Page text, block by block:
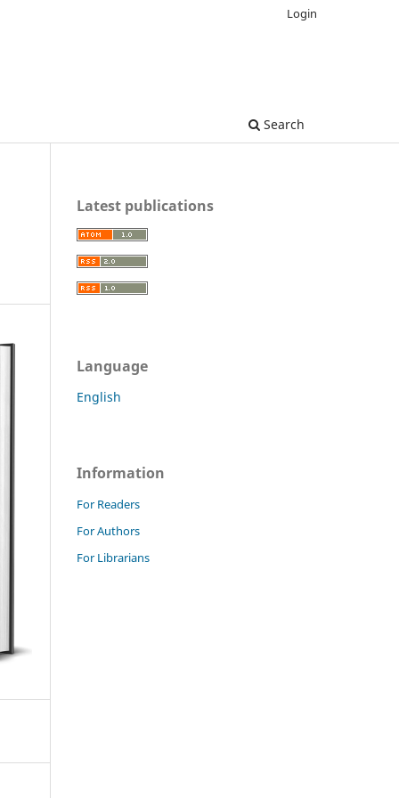
Search
Login
Latest publications
Language
English
Information
For Readers
For Authors
For Librarians